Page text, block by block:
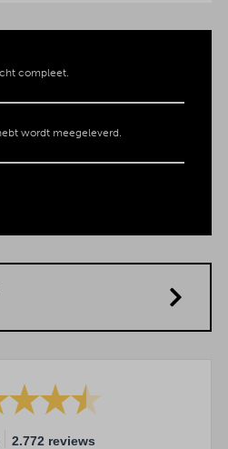
compleet.
wordt meegeleverd.
2.772 reviews